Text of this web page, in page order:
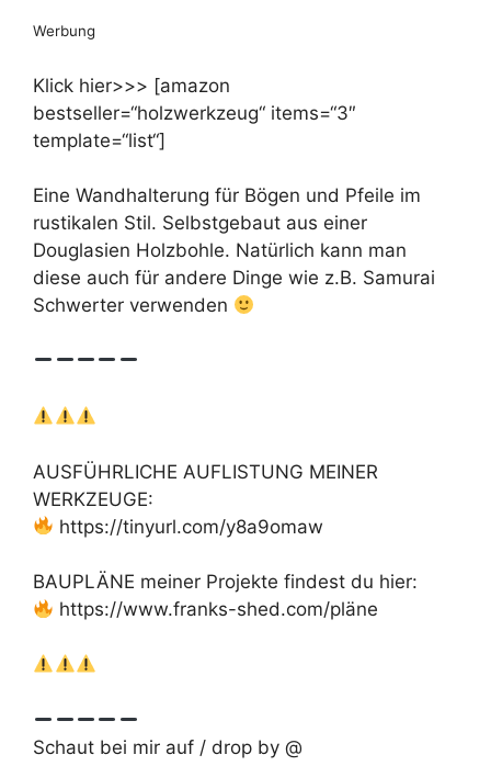
Werbung
Klick hier>>> [amazon
bestseller=“holzwerkzeug“ items=“3″
template=“list“]
Eine Wandhalterung für Bögen und Pfeile im
rustikalen Stil. Selbstgebaut aus einer
Douglasien Holzbohle. Natürlich kann man
diese auch für andere Dinge wie z.B. Samurai
Schwerter verwenden
AUSFÜHRLICHE AUFLISTUNG MEINER
WERKZEUGE:
https://tinyurl.com/y8a9omaw
BAUPLÄNE meiner Projekte findest du hier:
https://www.franks-shed.com/pläne
Schaut bei mir auf / drop by @